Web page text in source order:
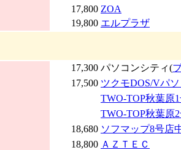
17,800 ZOA
19,800 エルプラザ
17,300 パソコンシティ(
17,500 ツクモDOS/Vパ
TWO-TOP秋葉原
TWO-TOP秋葉原
18,680 ソフマップ8号店
18,800 ＡＺＴＥＣ